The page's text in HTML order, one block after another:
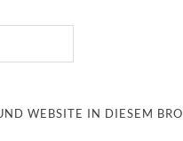
WEBSITE IN DIESEM